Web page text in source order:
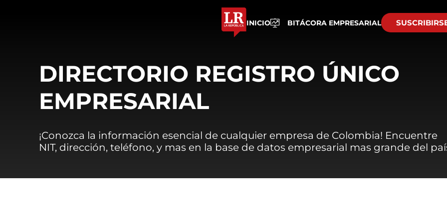
INICIO BITÁCORA EMPRESARIAL
DIRECTORIO REGISTRO ÚNICO
EMPRESARIAL
¡Conozca la información esencial de cualquier empresa de Colombia! Encuentre
NIT, dirección, teléfono, y mas en la base de datos empresarial mas grande del